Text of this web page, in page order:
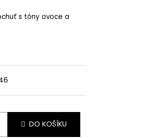
s tóny ovoce a
DO KOŠÍKU